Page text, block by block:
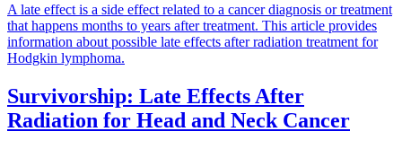
A late effect is a side effect related to a cancer diagnosis or treatment
that happens months to years after treatment. This article provides
information about possible late effects after radiation treatment for
Hodgkin lymphoma.
Survivorship: Late Effects After
Radiation for Head and Neck Cancer